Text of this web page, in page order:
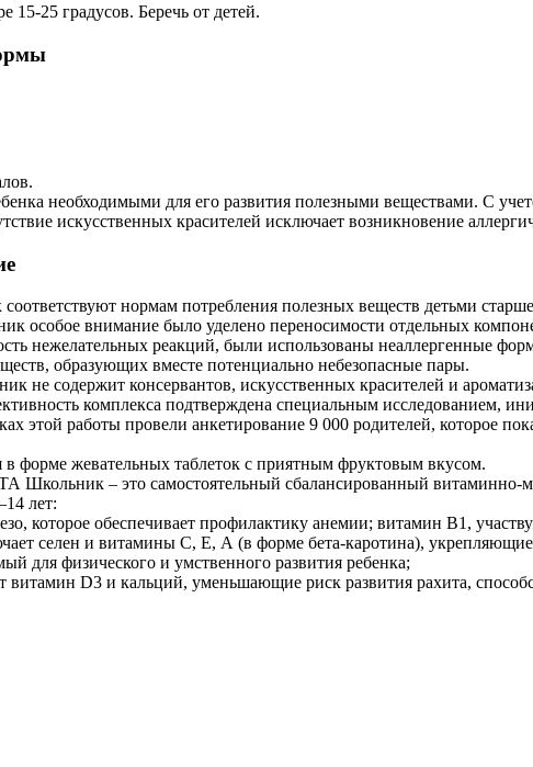
15-25 градусов. Беречь от детей.
необходимыми для его развития полезными веществами. С
искусственных красителей исключает возникновение
нормам потребления полезных веществ детьми
внимание было уделено переносимости отдельных
нежелательных реакций, были использованы неаллергенные
образующих вместе потенциально небезопасные пары.
содержит консервантов, искусственных красителей и
комплекса подтверждена специальным исследованием,
этой работы провели анкетирование 9 000 родителей,
жевательных таблеток с приятным фруктовым вкусом.
– это самостоятельный сбалансированный витаминно-
лет:
которое обеспечивает профилактику анемии; витамин В1,
селен и витамины С, Е, А (в форме бета-каротина),
для физического и умственного развития ребенка;
витамин D3 и кальций, уменьшающие риск развития рахита,